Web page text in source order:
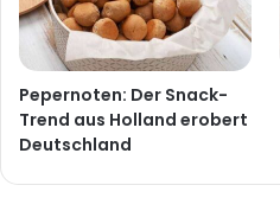
Pepernoten: Der Snack-
Trend aus Holland erobert
Deutschland